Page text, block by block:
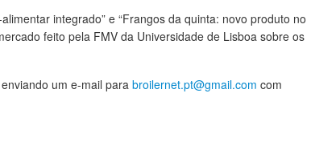
integrado” e “Frangos da quinta: novo produto no
feito pela FMV da Universidade de Lisboa sobre os
um e-mail para broilernet.pt@gmail.com com